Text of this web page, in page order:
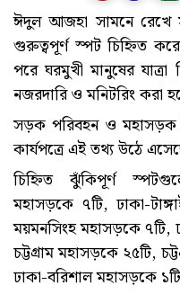
ঈদুল আজহা সামনে রেখে
গুরুত্বপূর্ণ স্পট চিহ্নিত
পরে ঘরমুখী মানুষের যাত্রা
নজরদারি ও মনিটরিং করা
সড়ক পরিবহন ও মহাসড়ক
কার্যপত্রে এই তথ্য উঠে
চিহ্নিত ঝুঁকিপূর্ণ
মহাসড়কে ৭টি, ঢাকা-
ময়মনসিংহ মহাসড়কে ৭টি,
চট্টগ্রাম মহাসড়কে ২৫টি,
ঢাকা-বরিশাল মহাসড়কে